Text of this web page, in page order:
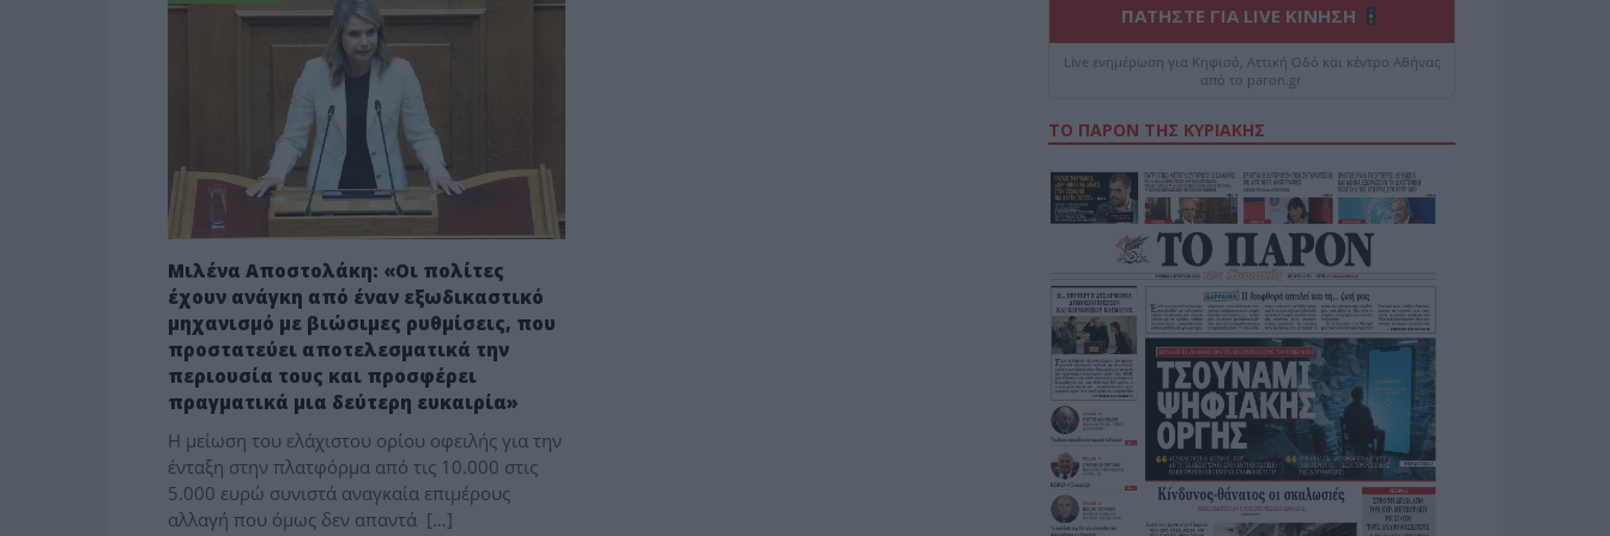
Μιλένα Αποστολάκη: «Οι πολίτες
έχουν ανάγκη από έναν εξωδικαστικό
μηχανισμό με βιώσιμες ρυθμίσεις, που
προστατεύει αποτελεσματικά την
περιουσία τους και προσφέρει
πραγματικά μια δεύτερη ευκαιρία»
Η μείωση του ελάχιστου ορίου οφειλής για την
ένταξη στην πλατφόρμα από τις 10.000 στις
5.000 ευρώ συνιστά αναγκαία επιμέρους
αλλαγή που όμως δεν απαντά […]
ΠΑΤΗΣΤΕ ΓΙΑ LIVE ΚΙΝΗΣΗ
Live ενημέρωση για Κηφισό, Αττική Οδό και κέντρο Αθήνας
από το paron.gr
ΤΟ ΠΑΡΟΝ ΤΗΣ ΚΥΡΙΑΚΗΣ